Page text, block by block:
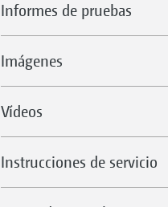
Informes de pruebas
Imágenes
Vídeos
Instrucciones de servicio